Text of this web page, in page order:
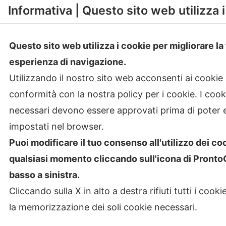
Privacy Policy|Termini & Condizioni|Policy AI
Informativa | Questo sito web utilizza
Questo sito web utilizza i cookie per migliorare la
esperienza di navigazione.
Utilizzando il nostro sito web acconsenti ai cookie
conformità con la nostra policy per i cookie. I
necessari devono essere approvati prima di poter
impostati nel browser.
Puoi modificare il tuo consenso all'utilizzo dei
qualsiasi momento cliccando sull'icona di
basso a sinistra.
Cliccando sulla X in alto a destra rifiuti tutti i
la memorizzazione dei soli cookie necessari.